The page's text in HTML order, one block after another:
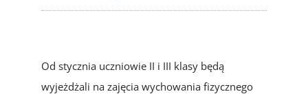
Od stycznia uczniowie II i III klasy będą
wyjeżdżali na zajęcia wychowania fizycznego